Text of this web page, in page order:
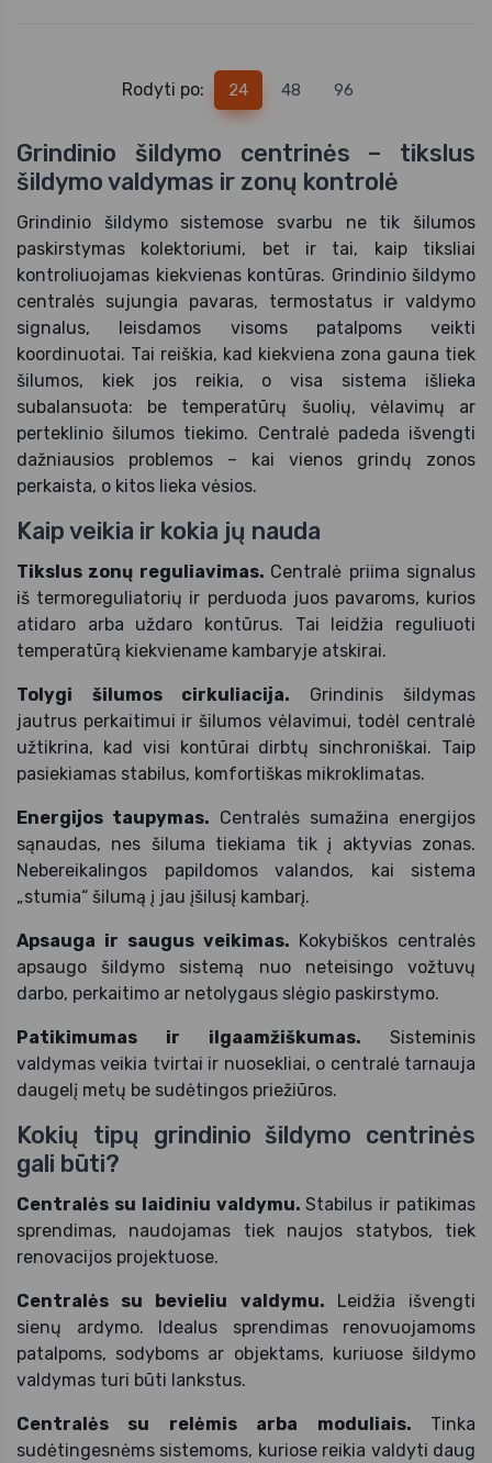
Rodyti po: 24 48 96
Grindinio šildymo centrinės – tikslus
šildymo valdymas ir zonų kontrolė
Grindinio šildymo sistemose svarbu ne tik šilumos
paskirstymas kolektoriumi, bet ir tai, kaip tiksliai
kontroliuojamas kiekvienas kontūras. Grindinio šildymo
centralės sujungia pavaras, termostatus ir valdymo
signalus, leisdamos visoms patalpoms veikti
koordinuotai. Tai reiškia, kad kiekviena zona gauna tiek
šilumos, kiek jos reikia, o visa sistema išlieka
subalansuota: be temperatūrų šuolių, vėlavimų ar
perteklinio šilumos tiekimo. Centralė padeda išvengti
dažniausios problemos – kai vienos grindų zonos
perkaista, o kitos lieka vėsios.
Kaip veikia ir kokia jų nauda
Tikslus zonų reguliavimas. Centralė priima signalus
iš termoreguliatorių ir perduoda juos pavaroms, kurios
atidaro arba uždaro kontūrus. Tai leidžia reguliuoti
temperatūrą kiekviename kambaryje atskirai.
Tolygi šilumos cirkuliacija. Grindinis šildymas
jautrus perkaitimui ir šilumos vėlavimui, todėl centralė
užtikrina, kad visi kontūrai dirbtų sinchroniškai. Taip
pasiekiamas stabilus, komfortiškas mikroklimatas.
Energijos taupymas. Centralės sumažina energijos
sąnaudas, nes šiluma tiekiama tik į aktyvias zonas.
Nebereikalingos papildomos valandos, kai sistema
„stumia“ šilumą į jau įšilusį kambarį.
Apsauga ir saugus veikimas. Kokybiškos centralės
apsaugo šildymo sistemą nuo neteisingo vožtuvų
darbo, perkaitimo ar netolygaus slėgio paskirstymo.
Patikimumas ir ilgaamžiškumas. Sisteminis
valdymas veikia tvirtai ir nuosekliai, o centralė tarnauja
daugelį metų be sudėtingos priežiūros.
Kokių tipų grindinio šildymo centrinės
gali būti?
Centralės su laidiniu valdymu.Stabilus ir patikimas
sprendimas, naudojamas tiek naujos statybos, tiek
renovacijos projektuose.
Centralės su bevieliu valdymu. Leidžia išvengti
sienų ardymo. Idealus sprendimas renovuojamoms
patalpoms, sodyboms ar objektams, kuriuose šildymo
valdymas turi būti lankstus.
Centralės su relėmis arba moduliais. Tinka
sudėtingesnėms sistemoms, kuriose reikia valdyti daug